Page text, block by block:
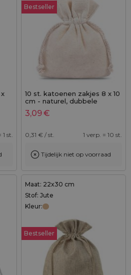
st.
Bestseller
10 st. katoenen zakjes 8 x 10
cm - naturel, dubbele
trekkoord
3,09€
0,31 € / st. 1 verp. = 10 st.
Tijdelijk niet op voorraad
Maat: 22x30 cm
Stof: Jute
Kleur:
Bestseller